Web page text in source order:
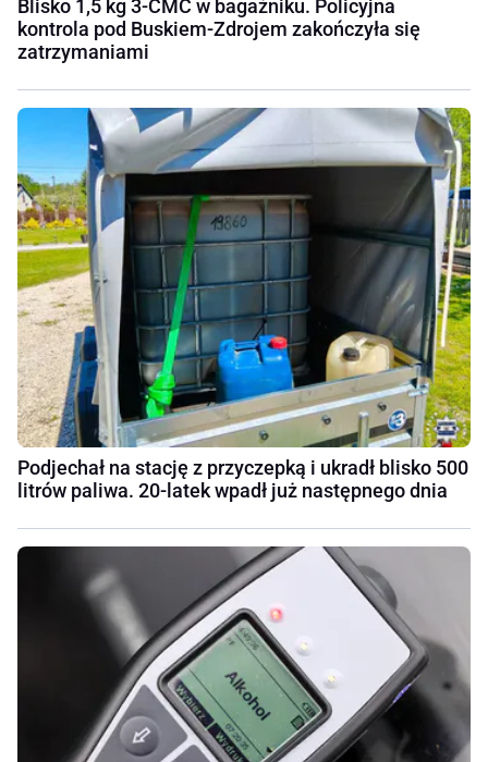
Blisko 1,5 kg 3-CMC w bagażniku. Policyjna
kontrola pod Buskiem-Zdrojem zakończyła się
zatrzymaniami
Podjechał na stację z przyczepką i ukradł blisko 500
litrów paliwa. 20-latek wpadł już następnego dnia